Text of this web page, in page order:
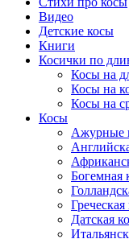
Видео
Детские косы
Книги
Косички по
Косы на
Косы на
Косы на
Косы
Ажурные
Богемная
Греческая
Датская